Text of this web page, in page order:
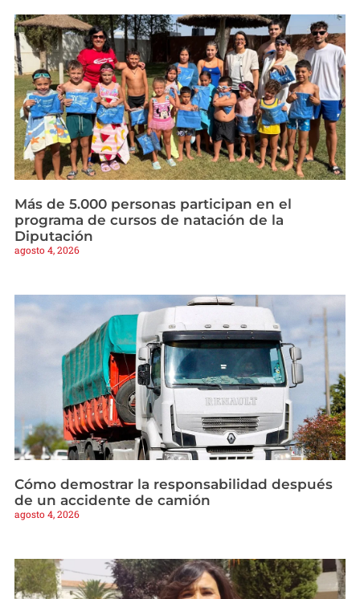
Más de 5.000 personas participan en el
programa de cursos de natación de la
Diputación
agosto 4, 2026
Cómo demostrar la responsabilidad después
de un accidente de camión
agosto 4, 2026